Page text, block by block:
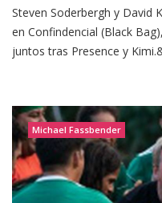
Steven Soderbergh y David
en Confindencial (Black
juntos tras Presence y
Michael Fassbender